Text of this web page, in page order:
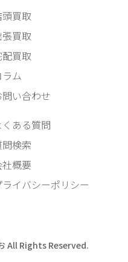
頭買取
張買取
配買取
ラム
問い合わせ
くある質問
問検索
社概要
ライバシーポリシー
All Rights Reserved.